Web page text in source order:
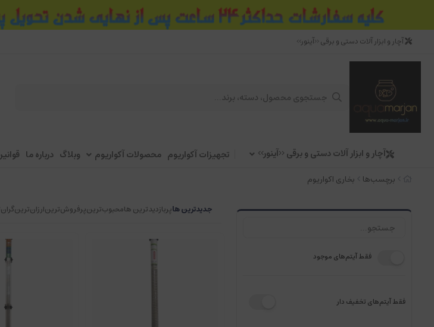
آچار و ابزار آلات دستی و برقی <<آینور>>
آچار و ابزار آلات دستی و برقی <<آینور>> تجهیزات آکواریوم محصولات آکواریوم وبلاگ درباره ما
برچسب‌ها بخاری اکواریوم
فقط آیتم‌های موجود
فقط آیتم‌های تخفیف دار
جدیدترین هاپربازدیدترین هامحبوب‌‌ترینپرفروش‌ترینارزان‌ترین